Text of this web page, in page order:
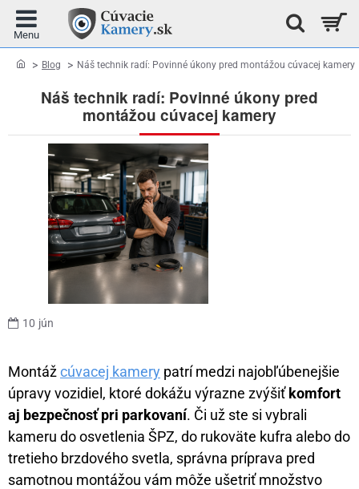
Náš technik radí: Povinné úkony pred
montážou cúvacej kamery
homeBlog Náš technik radí: Povinné úkony pred montážou cúvacej kamery
10 jún
Montážcúvacej kamery patrí medzi najobľúbenejšie
úpravy vozidiel, ktoré dokážu výrazne zvýšiť komfort
aj bezpečnosť pri parkovaní. Či už ste si vybrali
kameru do osvetlenia ŠPZ, do rukoväte kufra alebo do
tretieho brzdového svetla, správna príprava pred
samotnou montážou vám môže ušetriť množstvo